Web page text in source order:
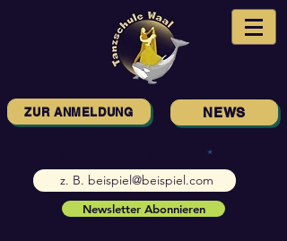
ZUR ANMELDUNG NEWS
Newsletter Abonnieren